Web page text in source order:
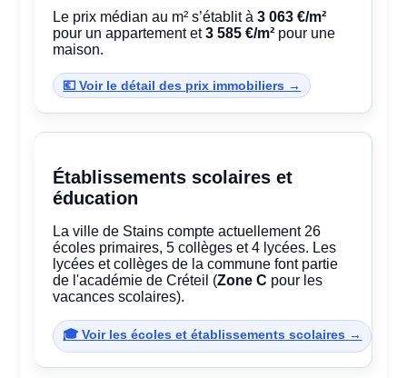
Le prix médian au m² s’établit à3 063 €/m²
pour un appartement et3 585 €/m² pour une
maison.
💶 Voir le détail des prix immobiliers →
Établissements scolaires et
éducation
La ville de Stains compte actuellement 26
écoles primaires, 5 collèges et 4 lycées. Les
lycées et collèges de la commune font partie
de l'académie de Créteil (Zone C pour les
vacances scolaires).
🎓 Voir les écoles et établissements scolaires →